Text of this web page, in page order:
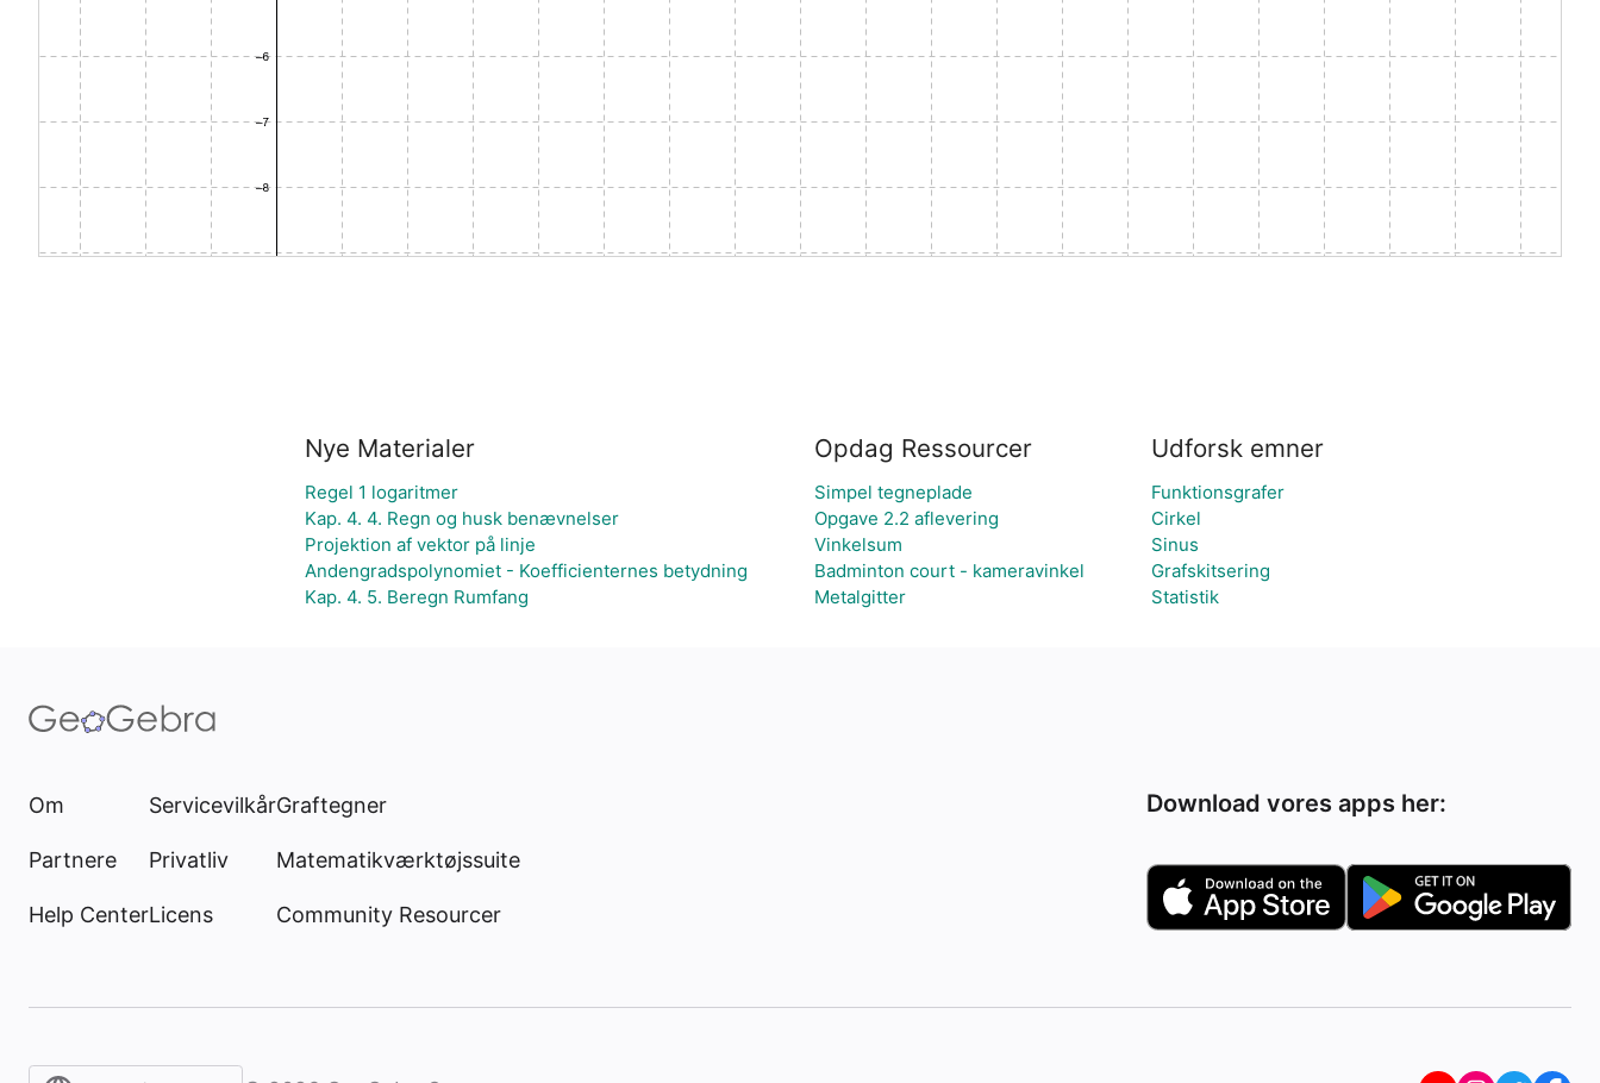
Nye Materialer
Regel 1 logaritmer
Kap. 4. 4. Regn og husk benævnelser
Projektion af vektor på linje
Andengradspolynomiet - Koefficienternes betydning
Kap. 4. 5. Beregn Rumfang
Opdag Ressourcer
Simpel tegneplade
Opgave 2.2 aflevering
Vinkelsum
Badminton court - kameravinkel
Metalgitter
Udforsk emner
Funktionsgrafer
Cirkel
Sinus
Grafskitsering
Statistik
Om
Partnere
Help Center
Servicevilkår
Privatliv
Licens
Graftegner
Matematikværktøjssuite
Community Resourcer
Download vores apps her: